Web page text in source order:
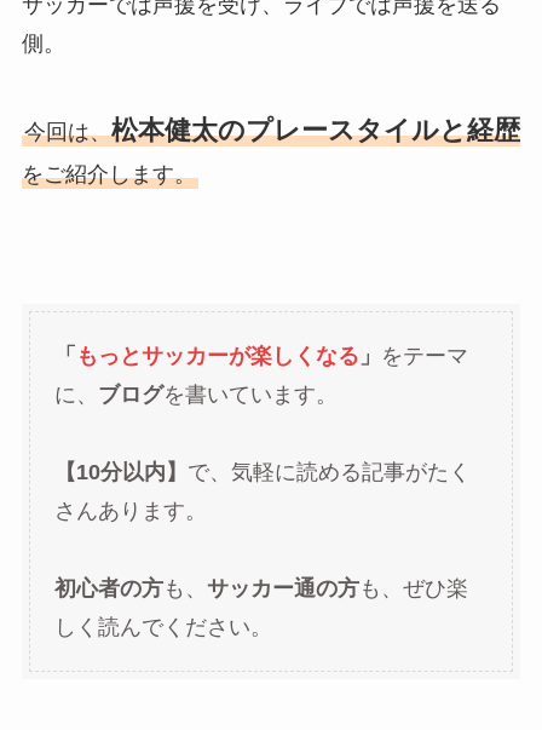
側。
今回は、松本健太のプレースタイルと経歴
をご紹介します。
「 もっとサッカーが楽しくなる 」 をテーマ
に、 ブログを書いています。
【10分以内】 で、気軽に読める記事がたく
さんあります。
初心者の方も、 サッカー通の方も、ぜひ楽
しく読んでください。